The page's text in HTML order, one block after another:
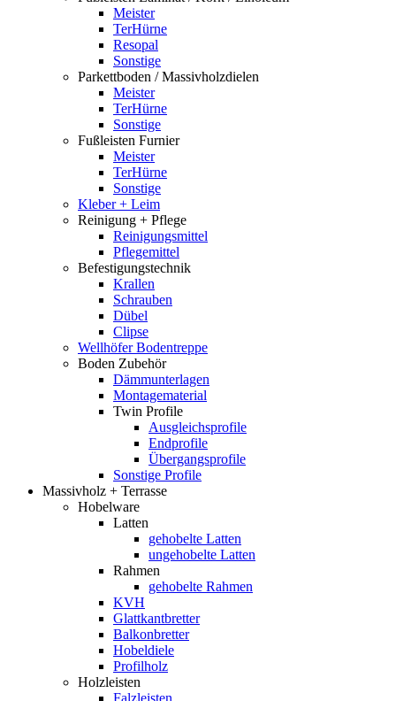
Meister
TerHürne
Resopal
Sonstige
Parkettboden / Massivholzdielen
Meister
TerHürne
Sonstige
Fußleisten Furnier
Meister
TerHürne
Sonstige
Kleber + Leim
Reinigung + Pflege
Reinigungsmittel
Pflegemittel
Befestigungstechnik
Krallen
Schrauben
Dübel
Clipse
Wellhöfer Bodentreppe
Boden Zubehör
Dämmunterlagen
Montagematerial
Twin Profile
Ausgleichsprofile
Endprofile
Übergangsprofile
Sonstige Profile
Massivholz + Terrasse
Hobelware
Latten
gehobelte Latten
ungehobelte Latten
Rahmen
gehobelte Rahmen
KVH
Glattkantbretter
Balkonbretter
Hobeldiele
Profilholz
Holzleisten